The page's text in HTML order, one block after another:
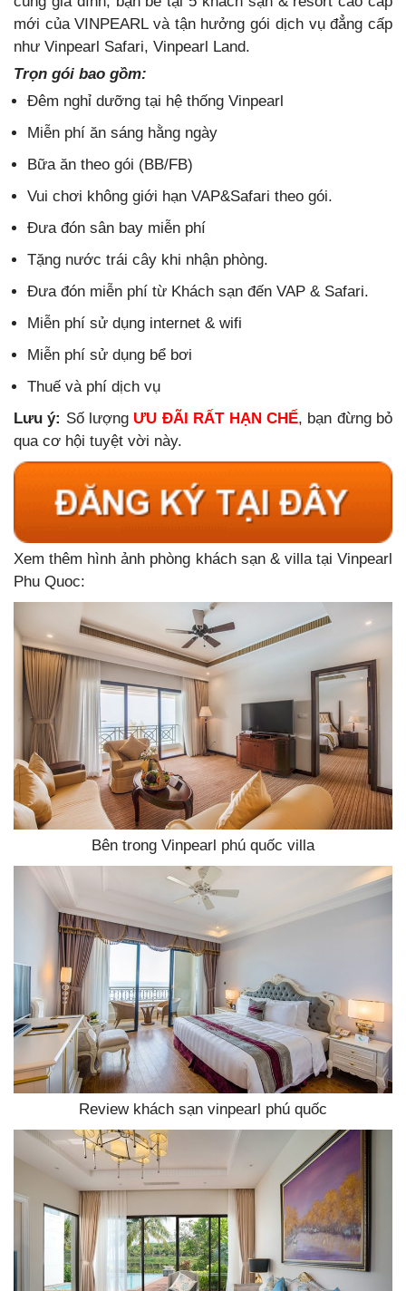
mới của VINPEARL và tận hưởng gói dịch vụ đẳng cấp
như Vinpearl Safari, Vinpearl Land.
Trọn gói bao gồm:
Đêm nghỉ dưỡng tại hệ thống Vinpearl
Miễn phí ăn sáng hằng ngày
Bữa ăn theo gói (BB/FB)
Vui chơi không giới hạn VAP&Safari theo gói.
Đưa đón sân bay miễn phí
Tặng nước trái cây khi nhận phòng.
Đưa đón miễn phí từ Khách sạn đến VAP & Safari.
Miễn phí sử dụng internet & wifi
Miễn phí sử dụng bể bơi
Thuế và phí dịch vụ
Lưu ý: Số lượng ƯU ĐÃI RẤT HẠN CHẾ, bạn đừng bỏ
qua cơ hội tuyệt vời này.
Xem thêm hình ảnh phòng khách sạn & villa tại Vinpearl
Phu Quoc:
Bên trong Vinpearl phú quốc villa
Review khách sạn vinpearl phú quốc